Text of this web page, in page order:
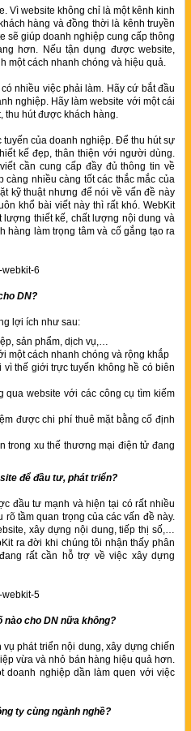
Vì website không chỉ là một kênh kinh
hàng và đồng thời là kênh truyền
sẽ giúp doanh nghiệp cung cấp thông
hơn. Nếu tận dụng được website,
một cách nhanh chóng và hiệu quả.
nhiều việc phải làm. Hãy cứ bắt đầu
nghiệp. Hãy làm website với một cái
thu hút được khách hàng.
của doanh nghiệp. Để thu hút sự
kế đẹp, thân thiện với người dùng.
cần cung cấp đầy đủ thông tin về
càng nhiều càng tốt các thắc mắc của
kỹ thuật nhưng để nói về vấn đề này
khổ bài viết này thì rất khó. WebKit
lượng thiết kế, chất lượng nội dung và
hàng làm trọng tâm và cố gắng tạo ra
DN?
lợi ích như sau:
sản phẩm, dịch vụ,…
một cách nhanh chóng và rộng khắp
thế giới trực tuyến không hề có biên
qua website với các công cụ tìm kiếm
được chi phí thuê mặt bằng cố định
trong xu thế thương mại điện tử đang
để đầu tư, phát triển?
đầu tư mạnh và hiện tại có rất nhiều
tầm quan trọng của các vấn đề này.
xây dựng nội dung, tiếp thị số,…
ra đời khi chúng tôi nhận thấy phân
rất cần hỗ trợ về việc xây dựng
nào cho DN nữa không?
phát triển nội dung, xây dựng chiến
vừa và nhỏ bán hàng hiệu quả hơn.
doanh nghiệp dần làm quen với việc
ty cùng ngành nghề?